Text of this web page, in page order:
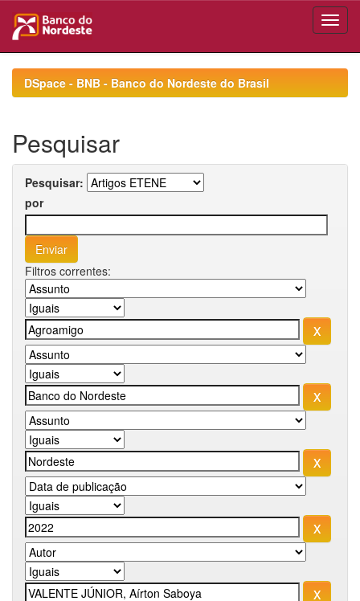
navigationDSpace - BNB - Banco do Nordeste do Brasil
Pesquisar
Pesquisar:
por
Filtros correntes: